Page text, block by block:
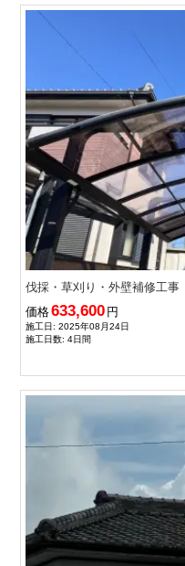
伐採・草刈り・外壁補修工事
価格633,600 円
施工日: 2025年08月24日
施工日数: 4日間